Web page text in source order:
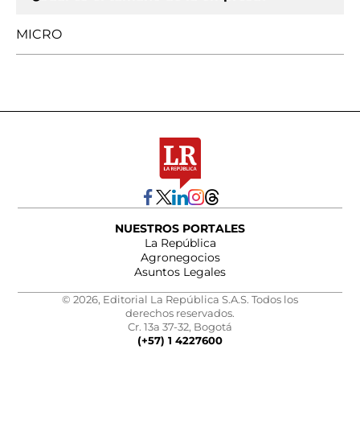
MICRO
NUESTROS PORTALES
La República
Agronegocios
Asuntos Legales
© 2026, Editorial La República S.A.S. Todos los
derechos reservados.
Cr. 13a 37-32, Bogotá
(+57) 1 4227600